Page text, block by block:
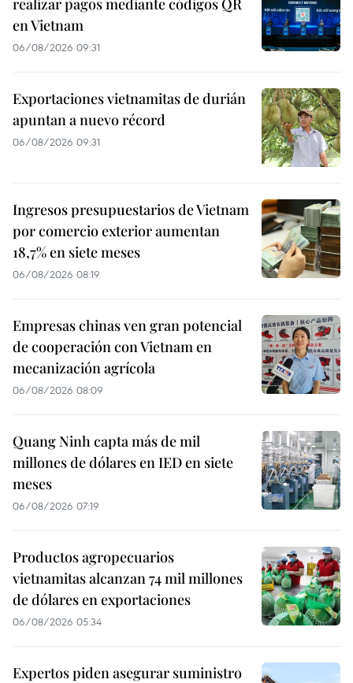
realizar pagos mediante códigos QR
en Vietnam
06/08/2026 09:31
Exportaciones vietnamitas de durián
apuntan a nuevo récord
06/08/2026 09:31
Ingresos presupuestarios de Vietnam
por comercio exterior aumentan
18,7% en siete meses
06/08/2026 08:19
Empresas chinas ven gran potencial
de cooperación con Vietnam en
mecanización agrícola
06/08/2026 08:09
Quang Ninh capta más de mil
millones de dólares en IED en siete
meses
06/08/2026 07:19
Productos agropecuarios
vietnamitas alcanzan 74 mil millones
de dólares en exportaciones
06/08/2026 05:34
Expertos piden asegurar suministro